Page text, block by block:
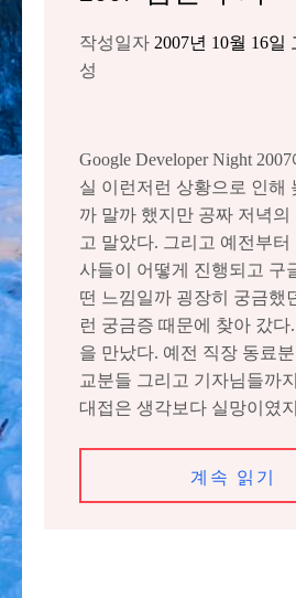
작성일자 2007년 10월 16일
성
Google Developer Night
실 이런저런 상황으로 인해
까 말까 했지만 공짜 저녁
고 말았다. 그리고 예전부터
사들이 어떻게 진행되고 구
떤 느낌일까 굉장히 궁금했
런 궁금증 때문에 찾아 갔다
을 만났다. 예전 직장 동료
교분들 그리고 기자님들까
대접은 생각보다 실망이였
계속 읽기